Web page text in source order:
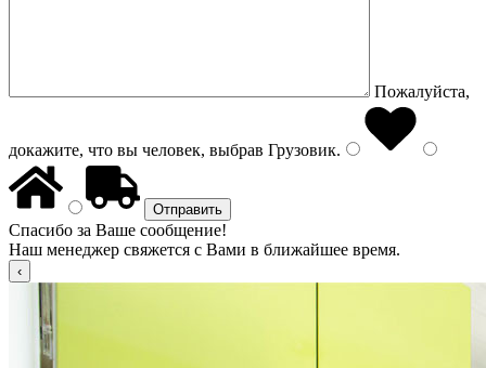
Пожалуйста,
докажите, что вы человек, выбрав Грузовик.
Спасибо за Ваше сообщение!
Наш менеджер свяжется с Вами в ближайшее время.